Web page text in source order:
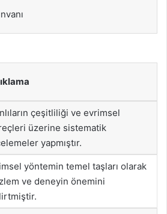
çeşitliliği ve evrimsel
üzerine sistematik
yapmıştır.
yöntemin temel taşları olarak
ve deneyin önemini